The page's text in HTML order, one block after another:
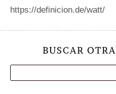
https://definicion.de/watt/
BUSCAR